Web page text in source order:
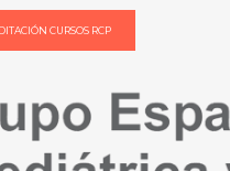
CURSOS RCP